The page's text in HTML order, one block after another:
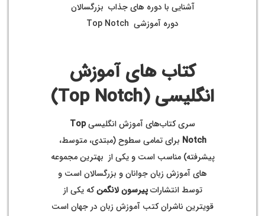
آشنایی با دوره های جذاب بزرگسالان
دوره آموزشی Top Notch
کتاب های آموزش
انگلیسی (Top Notch)
سری کتاب‌­های آموزش انگلیسیTop
Notch برای تمامی سطوح (مبتدی، متوسط،
پیشرفته) مناسب است و یکی از بهترین مجموعه
های آموزش زبان جوانان و بزرگسالان است و
توسط انتشاراتپیرسون لانگمنکه یکی از
قویترین ناشران کتب آموزش زبان در جهان است